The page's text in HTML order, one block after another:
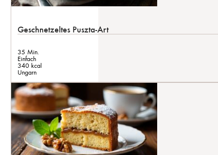
Geschnetzeltes Puszta-Art
35 Min.
Einfach
340 kcal
Ungarn